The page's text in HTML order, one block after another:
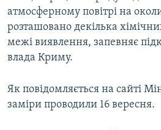
Усі сайти RFE/RL
атмосферному повітрі на
розташовано декілька
межі виявлення, запевняє
влада Криму.
Як повідомляється на сайті
заміри проводили 16 вересня.